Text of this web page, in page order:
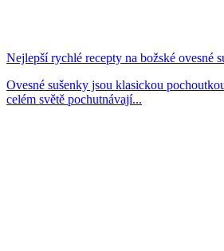
Nejlepší rychlé recepty na božské ovesné
Ovesné sušenky jsou klasickou
celém světě pochutnávají...